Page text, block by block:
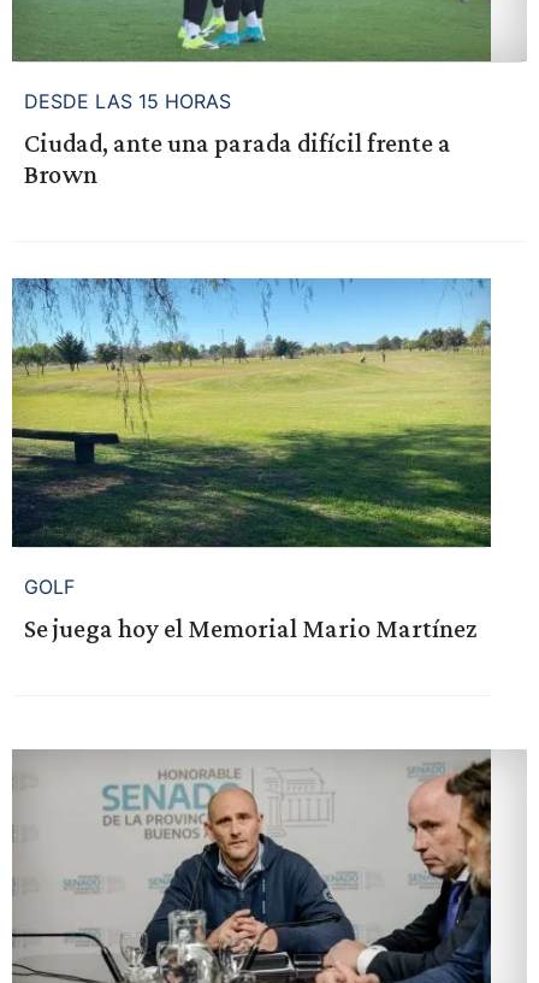
DESDE LAS 15 HORAS
Ciudad, ante una parada difícil frente a
Brown
GOLF
Se juega hoy el Memorial Mario Martínez